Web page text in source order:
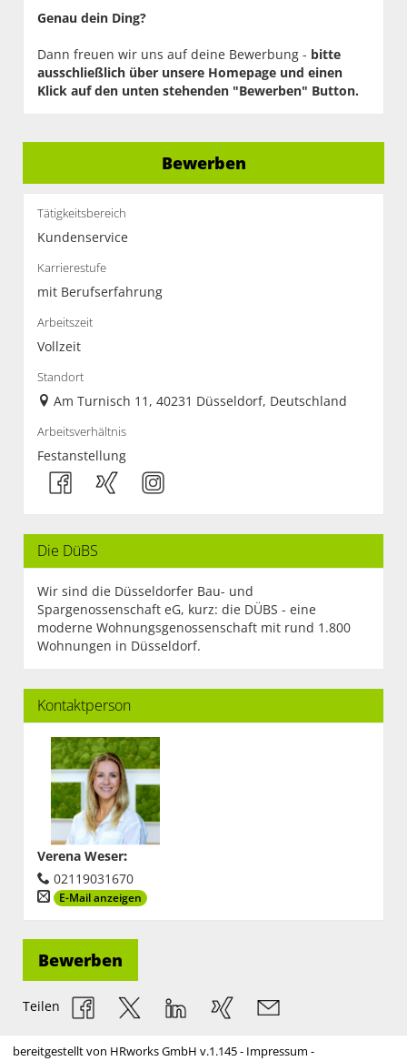
Genau dein Ding?
Dann freuen wir uns auf deine Bewerbung - bitte
ausschließlich über unsere Homepage und einen
Klick auf den unten stehenden "Bewerben" Button.
Bewerben
Tätigkeitsbereich
Kundenservice
Karrierestufe
mit Berufserfahrung
Arbeitszeit
Vollzeit
Standort
Am Turnisch 11, 40231 Düsseldorf, Deutschland
Arbeitsverhältnis
Festanstellung
Die DüBS
Wir sind die Düsseldorfer Bau- und
Spargenossenschaft eG, kurz: die DÜBS - eine
moderne Wohnungsgenossenschaft mit rund 1.800
Wohnungen in Düsseldorf.
Kontaktperson
Verena Weser:
02119031670
E-Mail anzeigen
Bewerben
Teilen
bereitgestellt von HRworks GmbH v.1.145 - Impressum -